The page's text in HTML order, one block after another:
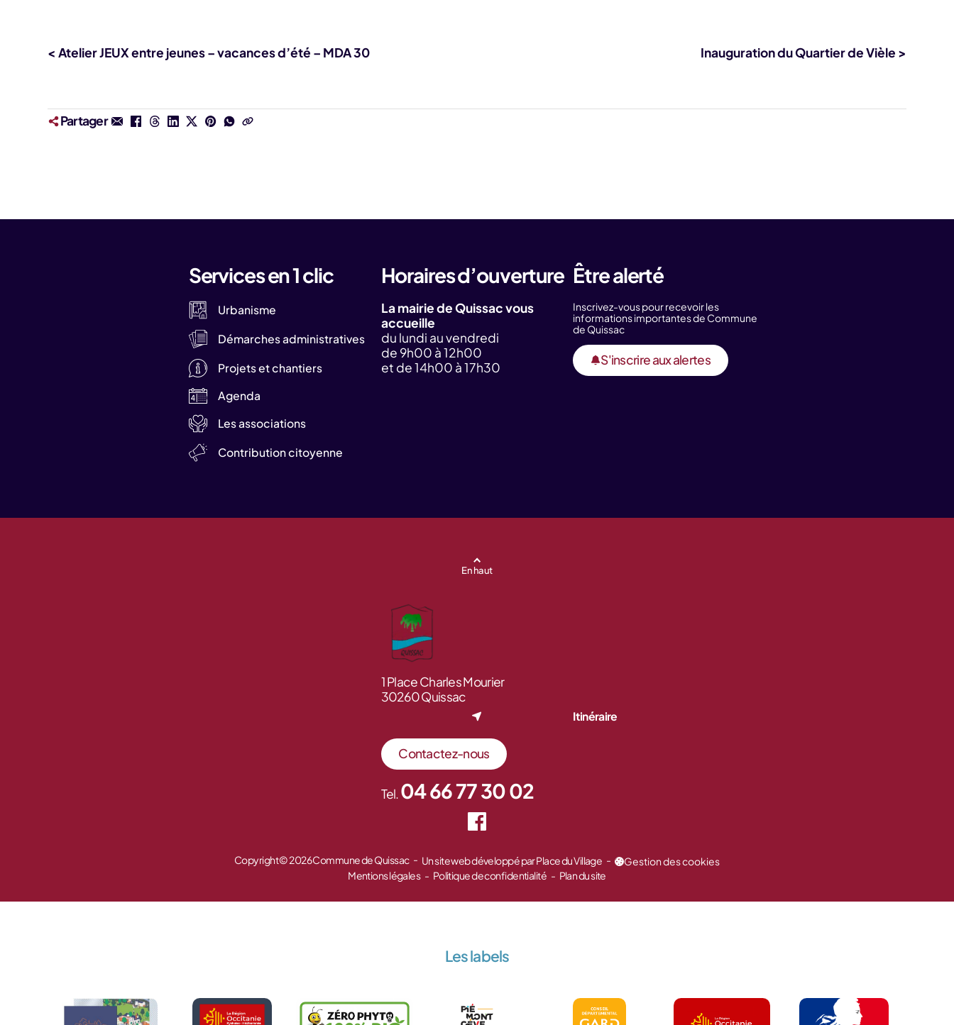
< Atelier JEUX entre jeunes – vacances d’été – MDA 30 Inauguration du Quartier de Vièle >
Partager
Services en 1 clic
Urbanisme
Démarches administratives
Projets et chantiers
Agenda
Les associations
Contribution citoyenne
Horaires d’ouverture
La mairie de Quissac vous
accueille
du lundi au vendredi
de 9h00 à 12h00
et de 14h00 à 17h30
Être alerté
Inscrivez-vous pour recevoir les
informations importantes de Commune
de Quissac
S'inscrire aux alertes
En haut
1 Place Charles Mourier
30260 Quissac
Itinéraire
Contactez-nous
Tel.04 66 77 30 02
Copyright © 2026 Commune de Quissac Un site web développé par Place du Village
Gestion des cookies
Mentions légales
Politique de confidentialité Plan du site
Les labels